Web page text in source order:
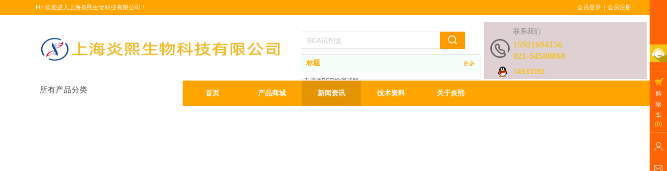
联系我们
54333592
15921694156
021-54500868
标题 更多
支原体PCR检测试剂
BCA蛋白定量试剂盒
所有产品分类 首页 产品商城 新闻资讯 技术资料 关于炎熙
HI~欢迎进入上海炎熙生物科技有限公司！ 会员登录 会员注册
购
物
车
(0)